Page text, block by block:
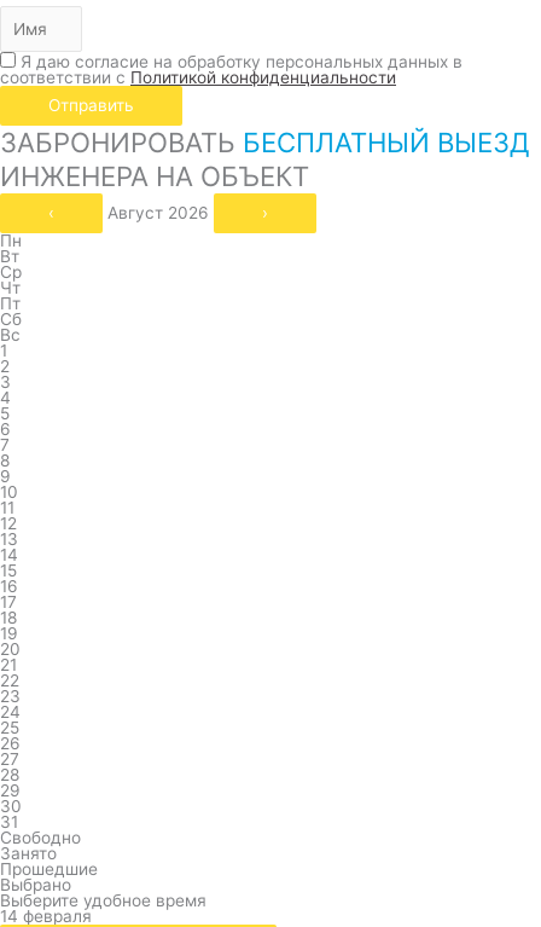
Я даю согласие на обработку персональных данных в
соответствии с Политикой конфиденциальности
Отправить
ЗАБРОНИРОВАТЬ БЕСПЛАТНЫЙ ВЫЕЗД
ИНЖЕНЕРА НА ОБЪЕКТ
‹ Август 2026
›
Пн
Вт
Ср
Чт
Пт
Сб
Вс
1
2
3
4
5
6
7
8
9
10
11
12
13
14
15
16
17
18
19
20
21
22
23
24
25
26
27
28
29
30
31
Свободно
Занято
Прошедшие
Выбрано
Выберите удобное время
14 февраля